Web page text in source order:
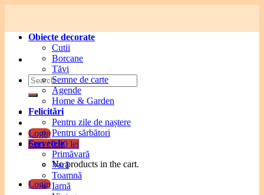
content
Search
for:
Login
Cart /0.00 lei
No products in the cart.
Login
Obiecte decorate
Cutii
Borcane
Tăvi
Semne de carte
Agende
Home & Garden
Felicitări
Pentru zile de naștere
Pentru sărbători
Șervețele
Primăvară
Vară
Toamnă
Iarnă